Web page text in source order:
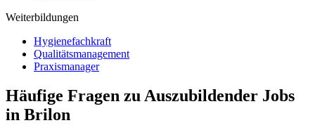
Weiterbildungen
Hygienefachkraft
Qualitätsmanagement
Praxismanager
Häufige Fragen zu Auszubildender Jobs
in Brilon